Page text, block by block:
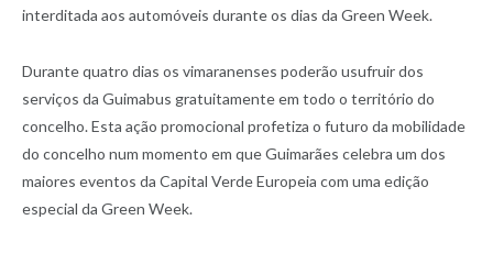
interditada aos automóveis durante os dias da Green Week.
Durante quatro dias os vimaranenses poderão usufruir dos
serviços da Guimabus gratuitamente em todo o território do
concelho. Esta ação promocional profetiza o futuro da mobilidade
do concelho num momento em que Guimarães celebra um dos
maiores eventos da Capital Verde Europeia com uma edição
especial da Green Week.